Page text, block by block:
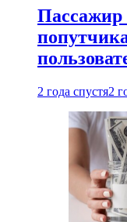
Пассажир
2 года спустя2